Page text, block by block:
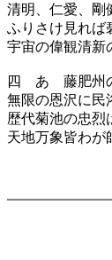
清明、仁愛、剛
ふりさけ見れば
宇宙の偉観清新
四 あゝ藤肥州
無限の恩沢に民
歴代菊池の忠烈
天地万象皆わが